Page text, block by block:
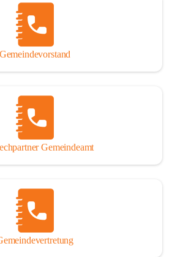
Gemeindevorstand
Gemeindeamt